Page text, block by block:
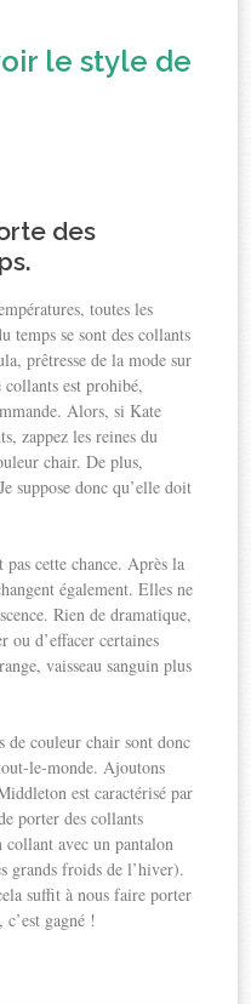
le style de
des
.
toutes les
temps se sont des collants
prêtresse de la mode sur
est prohibé,
Alors, si Kate
zappez les reines du
chair. De plus,
suppose donc qu’elle doit
pas cette chance. Après la
également. Elles ne
Rien de dramatique,
ou d’effacer certaines
vaisseau sanguin plus
de couleur chair sont donc
le-monde. Ajoutons
est caractérisé par
porter des collants
avec un pantalon
grands froids de l’hiver).
suffit à nous faire porter
c’est gagné !